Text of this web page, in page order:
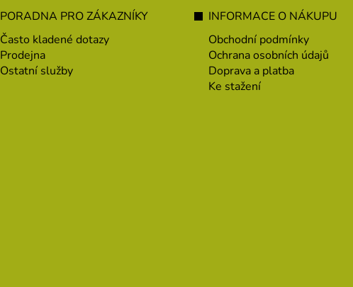
PORADNA PRO ZÁKAZNÍKY
Často kladené dotazy
Prodejna
Ostatní služby
INFORMACE O NÁKUPU
Obchodní podmínky
Ochrana osobních údajů
Doprava a platba
Ke stažení